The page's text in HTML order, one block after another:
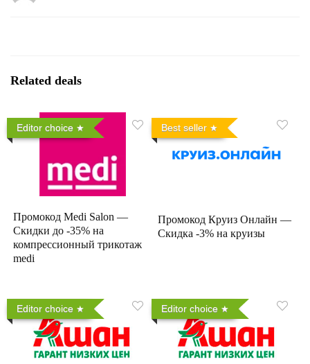
Related deals
Editor choice
Промокод Medi Salon —
Скидки до -35% на
компрессионный трикотаж
medi
Best seller
Промокод Круиз Онлайн —
Скидка -3% на круизы
Editor choice Editor choice